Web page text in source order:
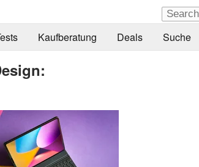
Kaufberatung Deals Suche